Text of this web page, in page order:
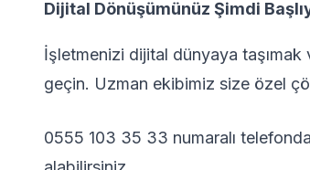
Dijital Dönüşümünüz Şimdi
İşletmenizi dijital dünyaya
geçin. Uzman ekibimiz size özel
0555 103 35 33 numaralı